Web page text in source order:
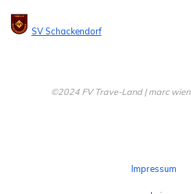
SV Schackendorf
©2024 FV Trave-Land | marc
Impressum